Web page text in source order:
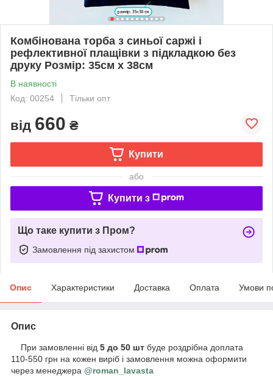
Комбінована торба з синьої саржі і
рефлективної плащівки з підкладкою без
друку Розмір: 35cм х 38см
В наявності
Код: 00254
Тільки опт
від 660 ₴
Купити
або
Купити з
Що таке купити з Пром?
Замовлення під захистом
Опис Характеристики Доставка Оплата Умови
Опис
При замовленні від 5 до 50 шт буде роздрібна доплата
110-550 грн на кожен виріб і замовлення можна оформити
через менеджера @roman_lavasta